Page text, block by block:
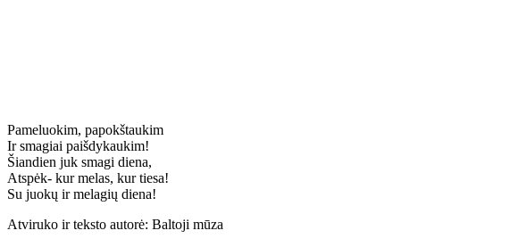
Pameluokim, papokštaukim
Ir smagiai paišdykaukim!
Šiandien juk smagi diena,
Atspėk- kur melas, kur tiesa!
Su juokų ir melagių diena!
Atviruko ir teksto autorė: Baltoji mūza